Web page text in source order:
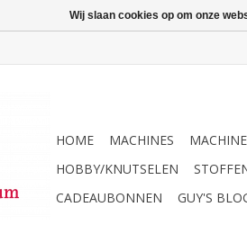
HOME MACHINES
HOBBY/KNUTSELEN
CADEAUBONNEN
GUY'S
Wij slaan cookies op om onze